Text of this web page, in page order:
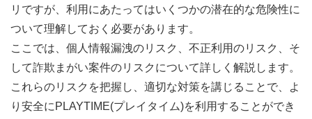
リですが、利用にあたってはいくつかの潜在的な危険性に
ついて理解しておく必要があります。
ここでは、個人情報漏洩のリスク、不正利用のリスク、そ
して詐欺まがい案件のリスクについて詳しく解説します。
これらのリスクを把握し、適切な対策を講じることで、よ
り安全にPLAYTIME(プレイタイム)を利用することができ